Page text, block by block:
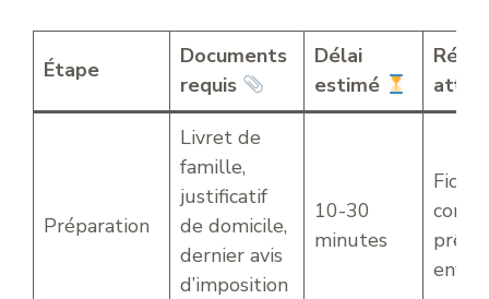
Étape
Documents
requis
Délai
estimé
Préparation
Livret de
famille,
justificatif
de domicile,
dernier avis
d’imposition
10-30
minutes
prêt